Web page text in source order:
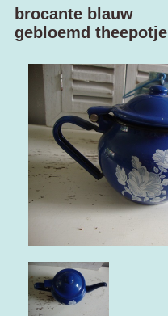
brocante blauw
gebloemd theepotje